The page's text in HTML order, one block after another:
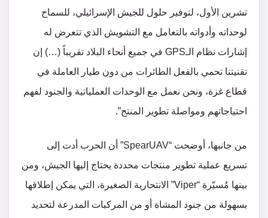
تشرين الأول، لتوفير حلول للجيش الإسرائيلي، للسماح
لوحداته وأدواته بالتعامل مع التشويش الذي تتعرض له
إشارات نظام الـGPS في جميع أنحاء البلاد تقريباً (…) إن
تقنيتنا تحمي بالفعل الطائرات من دون طيار العاملة في
قطاع غزة، ونحن نعمل مع الوحدات العملياتية والجنود لفهم
احتياجاتهم ومواصلة تطوير المنتج”.
من جانبها، أوضحت “SpearUAV” أن الحرب أدت إلى
تسريع عملية تطوير منتجات محددة يحتاج إليها الجيش، ومن
بينها مُسيّرة “Viper” الانتحارية الصغيرة، التي يمكن إطلاقها
بسهولة من جنود المشاة أو من المركبات المدرعة لتحديد